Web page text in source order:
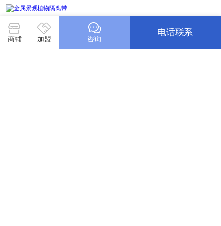
波纹形植物分离带
商铺 加盟 咨询
电话联系